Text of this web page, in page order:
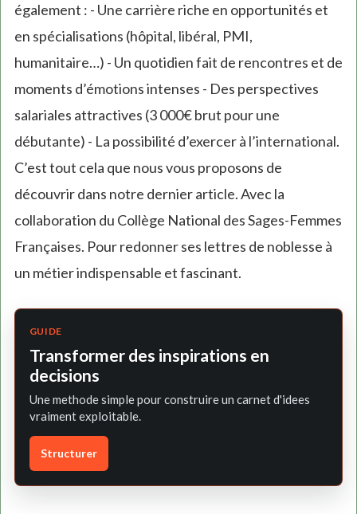
également : - Une carrière riche en opportunités et
en spécialisations (hôpital, libéral, PMI,
humanitaire…) - Un quotidien fait de rencontres et de
moments d’émotions intenses - Des perspectives
salariales attractives (3 000€ brut pour une
débutante) - La possibilité d’exercer à l’international.
C’est tout cela que nous vous proposons de
découvrir dans notre dernier article. Avec la
collaboration du Collège National des Sages-Femmes
Françaises. Pour redonner ses lettres de noblesse à
un métier indispensable et fascinant.
GUIDE
Transformer des inspirations en
decisions
Une methode simple pour construire un carnet d'idees
vraiment exploitable.
Structurer